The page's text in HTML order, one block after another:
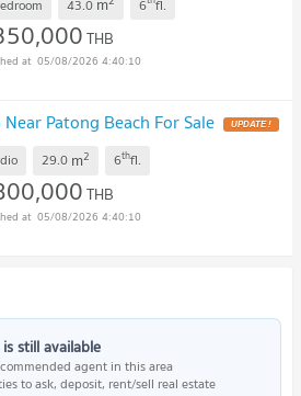
43.0 6 fl.
THB
05/08/2026 4:40:10
Patong Beach For Sale
29.0 m2 6thfl.
THB
05/08/2026 4:40:10
still available
agent in this area
to ask, deposit, rent/sell real estate